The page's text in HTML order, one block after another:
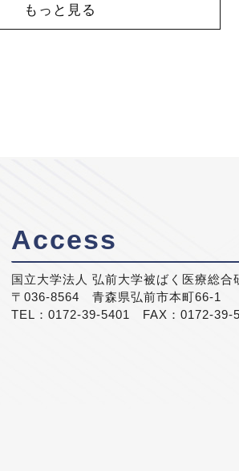
もっと見る
Access
国立大学法人 弘前大学被ばく医療総合
〒036-8564 青森県弘前市本町66-1
TEL：0172-39-5401 FAX：0172-39-